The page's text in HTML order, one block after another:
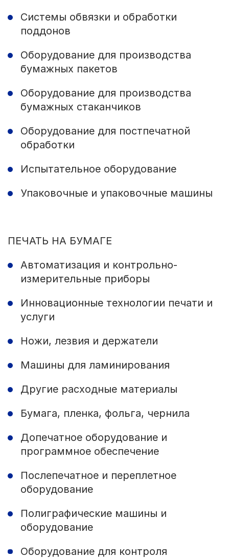
Системы обвязки и обработки
поддонов
Оборудование для производства
бумажных пакетов
Оборудование для производства
бумажных стаканчиков
Оборудование для постпечатной
обработки
Испытательное оборудование
Упаковочные и упаковочные машины
ПЕЧАТЬ НА БУМАГЕ
Автоматизация и контрольно-
измерительные приборы
Инновационные технологии печати и
услуги
Ножи, лезвия и держатели
Машины для ламинирования
Другие расходные материалы
Бумага, пленка, фольга, чернила
Допечатное оборудование и
программное обеспечение
Послепечатное и переплетное
оборудование
Полиграфические машины и
оборудование
Оборудование для контроля